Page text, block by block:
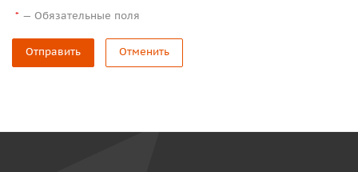
* — Обязательные поля
Отправить Отменить